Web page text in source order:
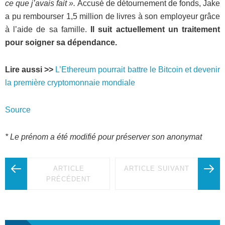
ce que j’avais fait ». Accusé de détournement de fonds, Jake
a pu rembourser 1,5 million de livres à son employeur grâce
à l’aide de sa famille.
Il suit actuellement un traitement
pour soigner sa dépendance.
Lire aussi >> L’Ethereum pourrait battre le Bitcoin et devenir
la première cryptomonnaie mondiale
Source
* Le prénom a été modifié pour préserver son anonymat
ARTICLE
PRÉCÉDENT
ARTICLE SUIVANT